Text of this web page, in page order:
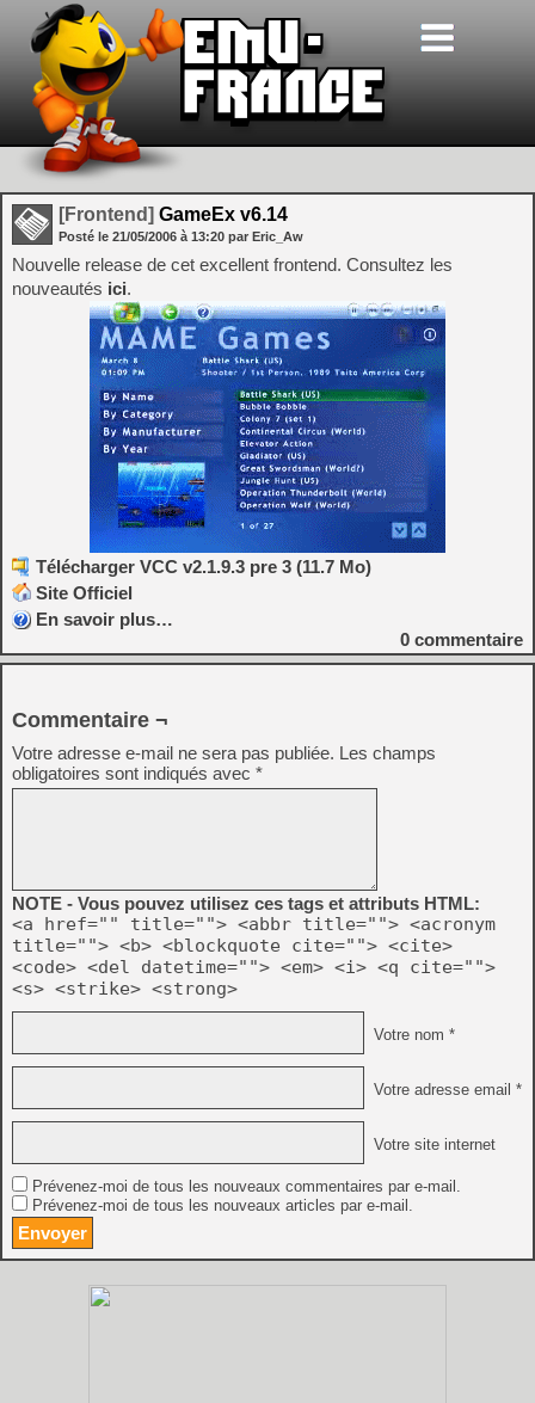
[Frontend] GameEx v6.14
Posté le 21/05/2006 à 13:20 par Eric_Aw
Nouvelle release de cet excellent frontend. Consultez les
nouveautés ici.
Télécharger VCC v2.1.9.3 pre 3 (11.7 Mo)
Site Officiel
En savoir plus…
0 commentaire
Commentaire ¬
Votre adresse e-mail ne sera pas publiée. Les champs
obligatoires sont indiqués avec *
NOTE - Vous pouvez utilisez ces tags et attributs HTML:
<a href="" title=""> <abbr title=""> <acronym
title=""> <b> <blockquote cite=""> <cite>
<code> <del datetime=""> <em> <i> <q cite="">
<s> <strike> <strong>
Votre nom *
Votre adresse email *
Votre site internet
Prévenez-moi de tous les nouveaux commentaires par e-mail.
Prévenez-moi de tous les nouveaux articles par e-mail.